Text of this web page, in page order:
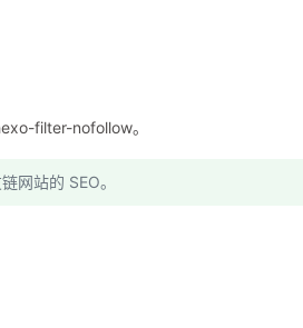
filter-nofollow。
网站的 SEO。